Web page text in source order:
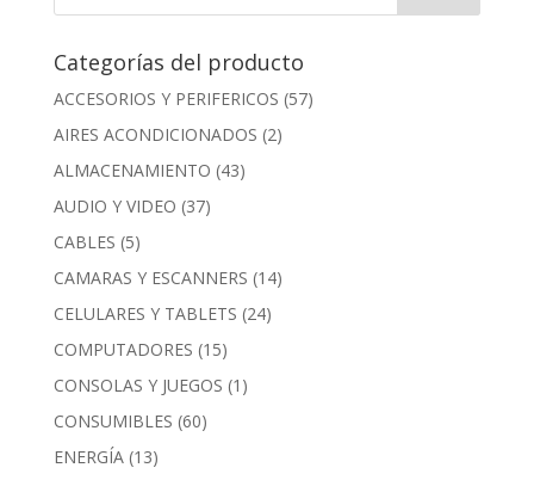
Categorías del producto
ACCESORIOS Y PERIFERICOS (57)
AIRES ACONDICIONADOS (2)
ALMACENAMIENTO (43)
AUDIO Y VIDEO (37)
CABLES (5)
CAMARAS Y ESCANNERS (14)
CELULARES Y TABLETS (24)
COMPUTADORES (15)
CONSOLAS Y JUEGOS (1)
CONSUMIBLES (60)
ENERGÍA (13)